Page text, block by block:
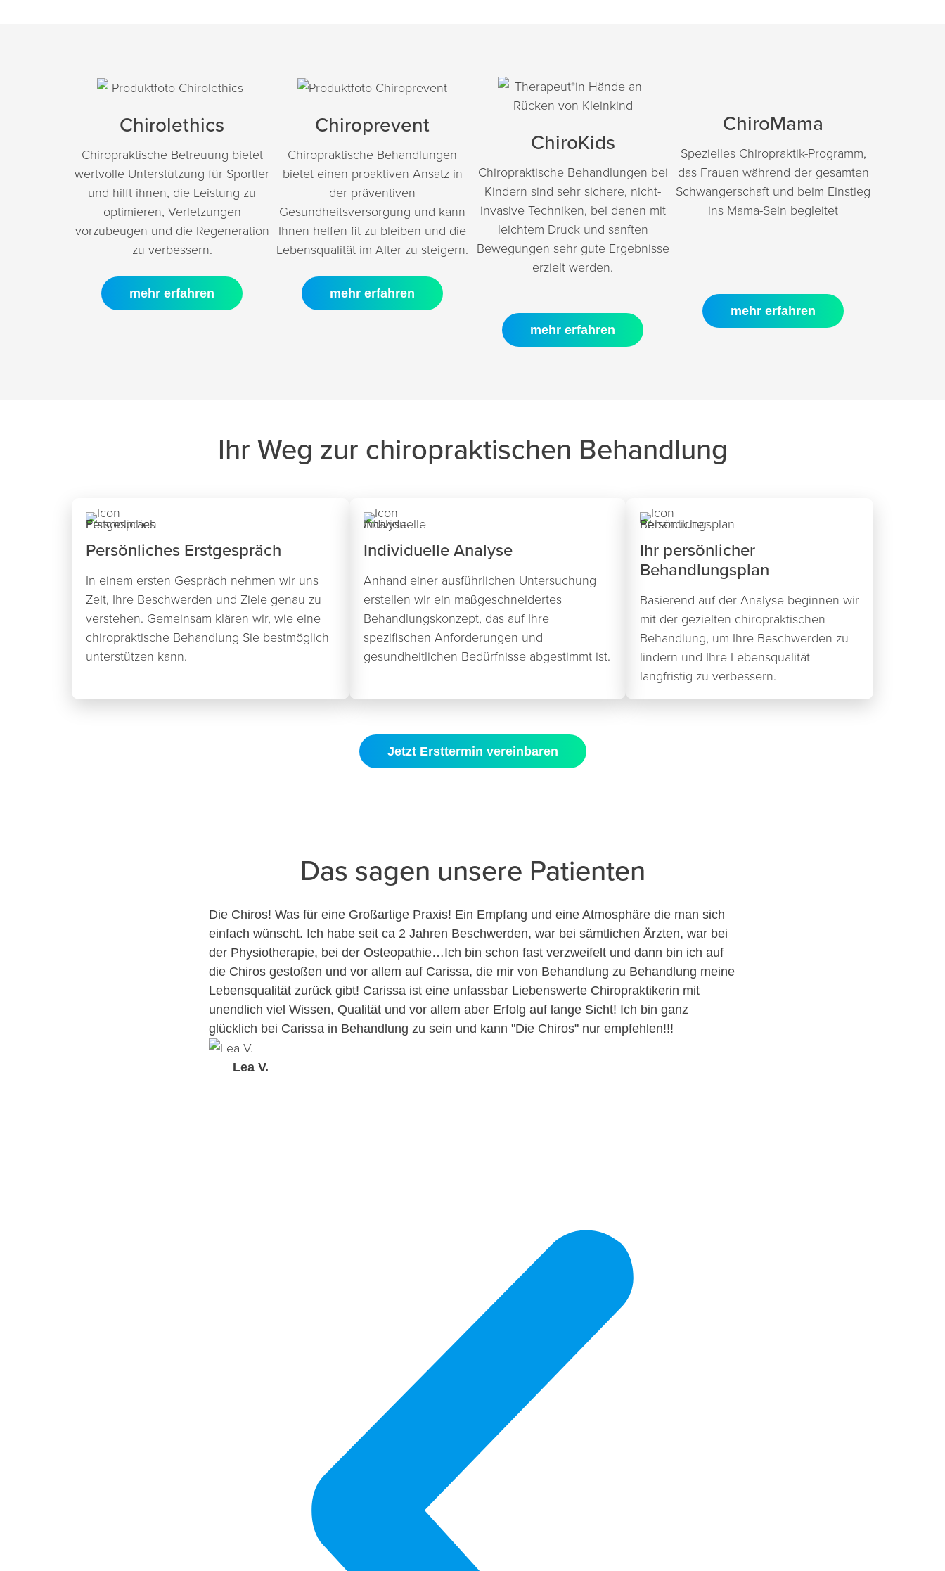
Chirolethics
Chiropraktische Betreuung bietet
wertvolle Unterstützung für Sportler
und hilft ihnen, die Leistung zu
optimieren, Verletzungen
vorzubeugen und die Regeneration
zu verbessern.
mehr erfahren
Chiroprevent
Chiropraktische Behandlungen
bietet einen proaktiven Ansatz in
der präventiven
Gesundheitsversorgung und kann
Ihnen helfen fit zu bleiben und die
Lebensqualität im Alter zu steigern.
mehr erfahren
ChiroKids
Chiropraktische Behandlungen bei
Kindern sind sehr sichere, nicht-
invasive Techniken, bei denen mit
leichtem Druck und sanften
Bewegungen sehr gute Ergebnisse
erzielt werden.
mehr erfahren
ChiroMama
Spezielles Chiropraktik-Programm,
das Frauen während der gesamten
Schwangerschaft und beim Einstieg
ins Mama-Sein begleitet
mehr erfahren
Ihr Weg zur chiropraktischen Behandlung
Persönliches Erstgespräch
In einem ersten Gespräch nehmen wir uns
Zeit, Ihre Beschwerden und Ziele genau zu
verstehen. Gemeinsam klären wir, wie eine
chiropraktische Behandlung Sie bestmöglich
unterstützen kann.
Individuelle Analyse
Anhand einer ausführlichen Untersuchung
erstellen wir ein maßgeschneidertes
Behandlungskonzept, das auf Ihre
spezifischen Anforderungen und
gesundheitlichen Bedürfnisse abgestimmt ist.
Ihr persönlicher
Behandlungsplan
Basierend auf der Analyse beginnen wir
mit der gezielten chiropraktischen
Behandlung, um Ihre Beschwerden zu
lindern und Ihre Lebensqualität
langfristig zu verbessern.
Jetzt Ersttermin vereinbaren
Das sagen unsere Patienten
Die Chiros! Was für eine Großartige Praxis! Ein Empfang und eine Atmosphäre die man sich
einfach wünscht. Ich habe seit ca 2 Jahren Beschwerden, war bei sämtlichen Ärzten, war bei
der Physiotherapie, bei der Osteopathie…Ich bin schon fast verzweifelt und dann bin ich auf
die Chiros gestoßen und vor allem auf Carissa, die mir von Behandlung zu Behandlung meine
Lebensqualität zurück gibt! Carissa ist eine unfassbar Liebenswerte Chiropraktikerin mit
unendlich viel Wissen, Qualität und vor allem aber Erfolg auf lange Sicht! Ich bin ganz
glücklich bei Carissa in Behandlung zu sein und kann "Die Chiros" nur empfehlen!!!
Lea V.